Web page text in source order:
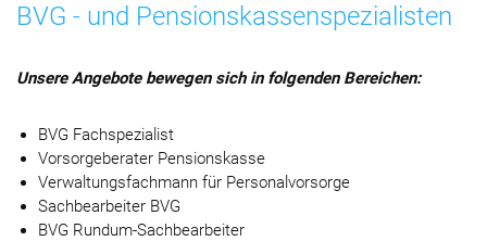
BVG - und Pensionskassenspezialisten
Unsere Angebote bewegen sich in folgenden Bereichen:
BVG Fachspezialist
Vorsorgeberater Pensionskasse
Verwaltungsfachmann für Personalvorsorge
Sachbearbeiter BVG
BVG Rundum-Sachbearbeiter